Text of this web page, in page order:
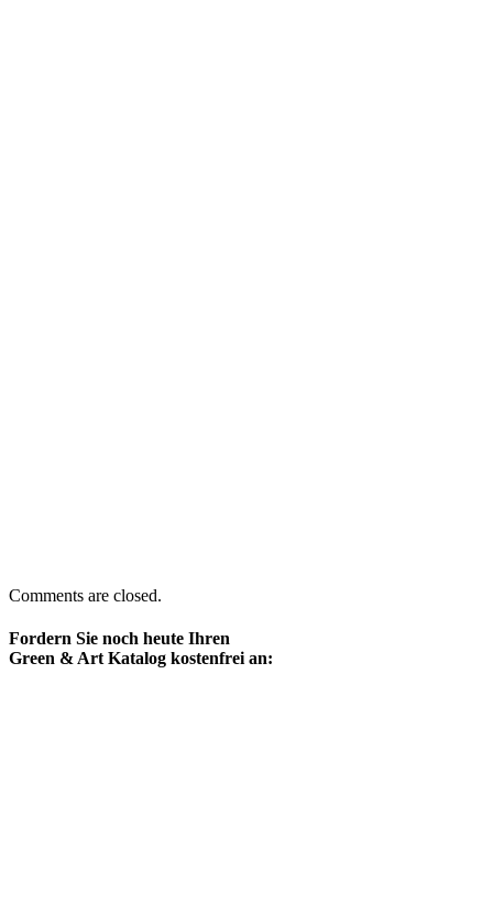
Comments are closed.
Fordern Sie noch heute Ihren
Green & Art Katalog kostenfrei an: